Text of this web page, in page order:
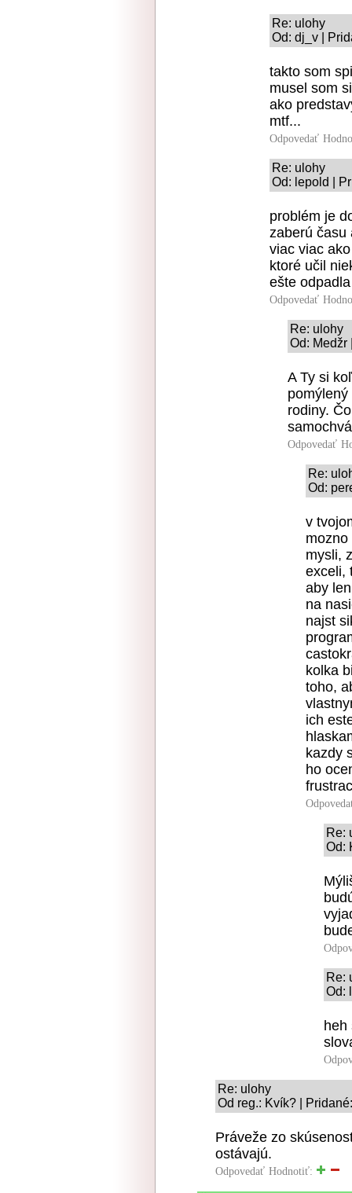
Re: ulohy
Od: dj_v |
takto som
musel som
ako
mtf...
Odpovedať
Re: ulohy
Od: lepold |
problém je
zaberú času
viac viac
ktoré učil
ešte
Odpovedať
Re: ulohy
Od: Medžr
A Ty si
rodiny.
Odpovedať
Re:
Od:
v
mysli,
exceli,
aby
na
najst
kolka
toho,
ich
kazdy
ho
Re:
Od:
Re:
Od:
heh
Re: ulohy
Od reg.: Kvík? |
Práveže zo
ostávajú.
Odpovedať Hodnotiť: